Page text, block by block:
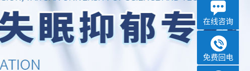
在线咨询
免费回电